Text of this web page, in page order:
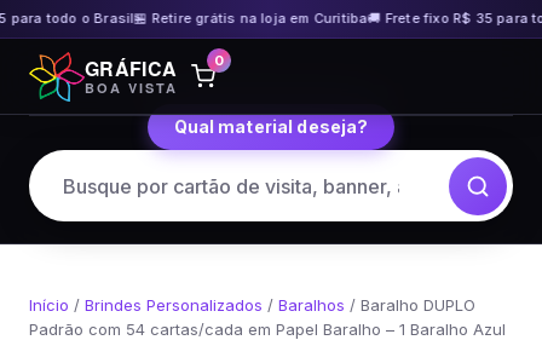
todo o Brasil🏪 Retire grátis na loja em Curitiba🚚 Frete fixo R$ 35 para
Pular
para
o
GRÁFICA
BOA VISTA
0
Qual material deseja?
Início / Brindes Personalizados / Baralhos / Baralho DUPLO
Padrão com 54 cartas/cada em Papel Baralho – 1 Baralho Azul